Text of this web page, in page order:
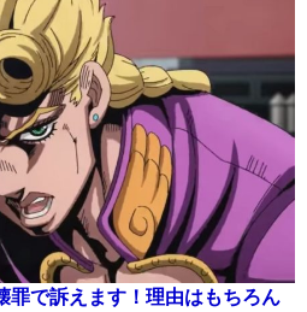
罪で訴えます！理由はもちろん